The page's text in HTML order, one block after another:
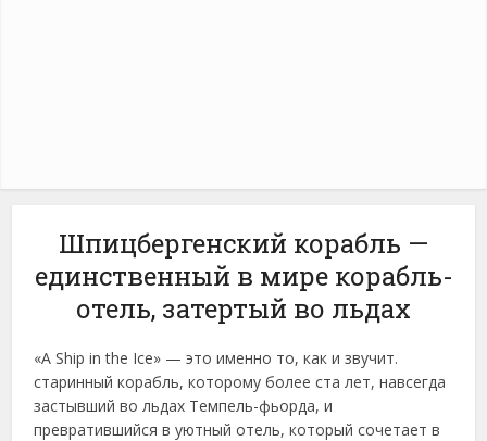
Шпицбергенский корабль —
единственный в мире корабль-
отель, затертый во льдах
«A Ship in the Ice» — это именно то, как и звучит.
старинный корабль, которому более ста лет, навсегда
застывший во льдах Темпель-фьорда, и
превратившийся в уютный отель, который сочетает в